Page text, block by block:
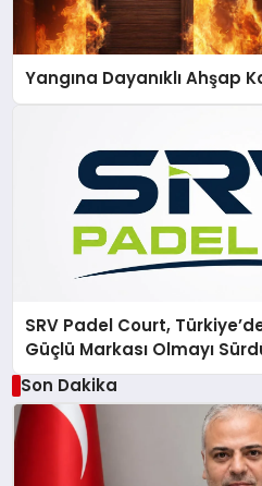
Yangına Dayanıklı Ahşap
SRV Padel Court,
Güçlü Markası Olmayı
Son Dakika